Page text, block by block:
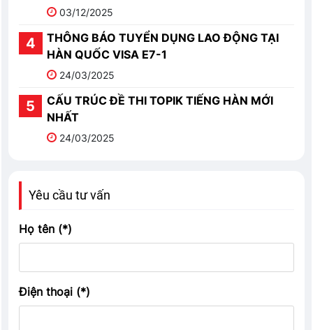
03/12/2025
THÔNG BÁO TUYỂN DỤNG LAO ĐỘNG TẠI
HÀN QUỐC VISA E7-1
24/03/2025
CẤU TRÚC ĐỀ THI TOPIK TIẾNG HÀN MỚI
NHẤT
24/03/2025
Yêu cầu tư vấn
Họ tên (*)
Điện thoại (*)